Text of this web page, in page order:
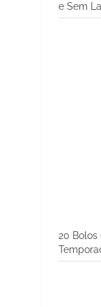
e Sem
20 Bolos